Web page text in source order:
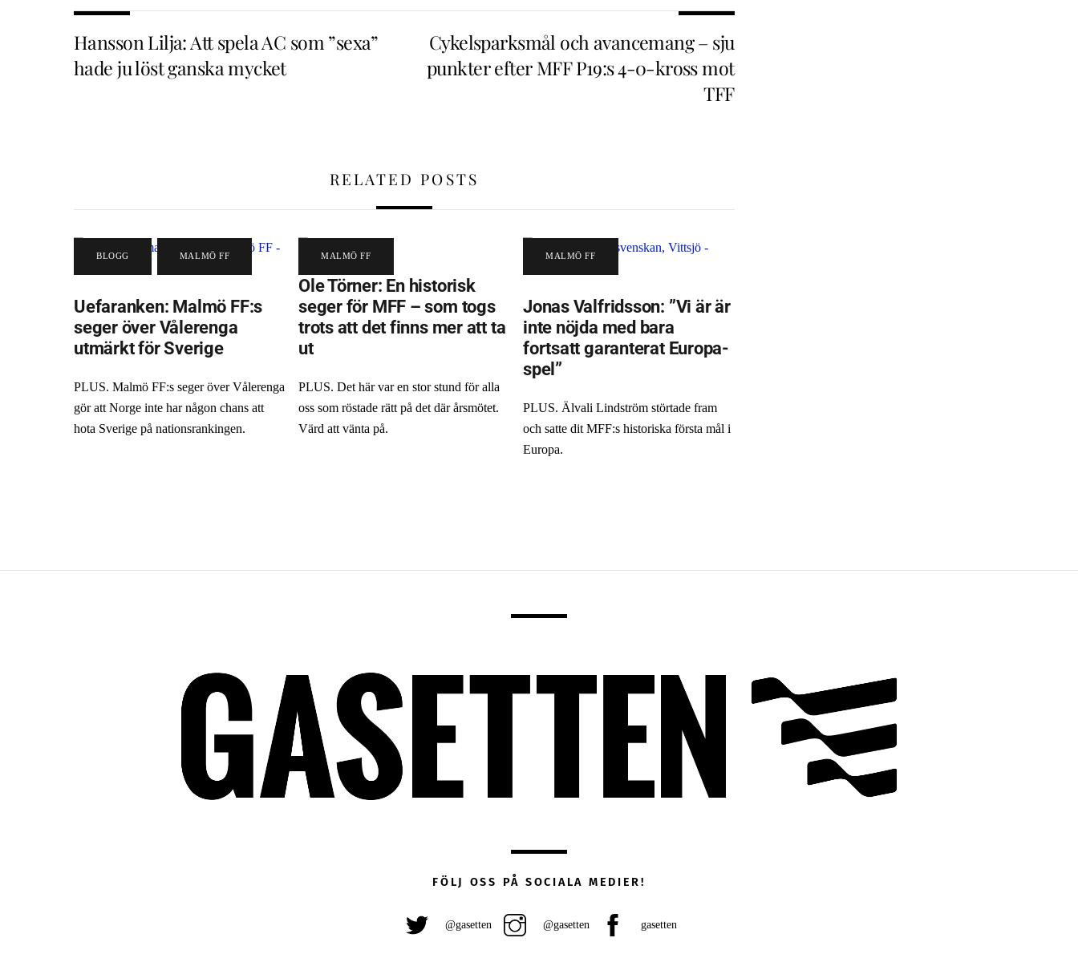
Hansson Lilja: Att spela AC som ”sexa”
hade ju löst ganska mycket
Cykelsparksmål och avancemang – sju
punkter efter MFF P19:s 4-0-kross mot
TFF
RELATED POSTS
BLOGG MALMÖ FF
Uefaranken: Malmö FF:s
seger över Vålerenga
utmärkt för Sverige
PLUS. Malmö FF:s seger över Vålerenga
gör att Norge inte har någon chans att
hota Sverige på nationsrankingen.
MALMÖ FF
Ole Törner: En historisk
seger för MFF – som togs
trots att det finns mer att ta
ut
PLUS. Det här var en stor stund för alla
oss som röstade rätt på det där årsmötet.
Värd att vänta på.
MALMÖ FF
Jonas Valfridsson: ”Vi är är
inte nöjda med bara
fortsatt garanterat Europa-
spel”
PLUS. Älvali Lindström störtade fram
och satte dit MFF:s historiska första mål i
Europa.
FÖLJ OSS PÅ SOCIALA MEDIER!
@gasetten @gasetten gasetten